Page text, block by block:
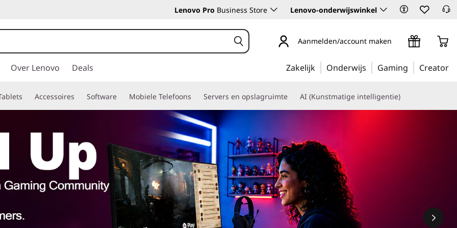
Lenovo Pro Business Store Lenovo-onderwijswinkel
Aanmelden/account maken
Over Lenovo Deals Zakelijk Onderwijs Gaming Creator
Accessoires Software Mobiele Telefoons Servers en opslagruimte AI (Kunstmatige intelligentie)